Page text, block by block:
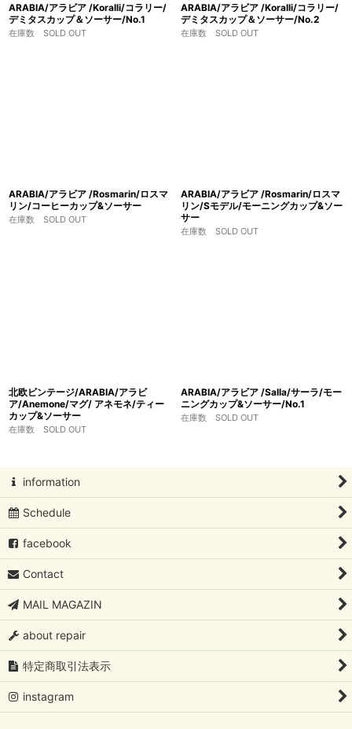
ARABIA/アラビア /Koralli/コラリー/
デミタスカップ＆ソーサー/No.1
在庫数 SOLD OUT
ARABIA/アラビア /Koralli/コラリー/
デミタスカップ＆ソーサー/No.2
在庫数 SOLD OUT
ARABIA/アラビア /Rosmarin/ロスマ
リン/コーヒーカップ&ソーサー
在庫数 SOLD OUT
ARABIA/アラビア /Rosmarin/ロスマ
リン/Sモデル/モーニングカップ&ソー
サー
在庫数 SOLD OUT
北欧ビンテージ/ARABIA/アラビ
ア/Anemone/マグ/ アネモネ/ティー
カップ&ソーサー
在庫数 SOLD OUT
ARABIA/アラビア /Salla/サーラ/モー
ニングカップ&ソーサー/No.1
在庫数 SOLD OUT
information
Schedule
facebook
Contact
MAIL MAGAZIN
about repair
特定商取引法表示
instagram